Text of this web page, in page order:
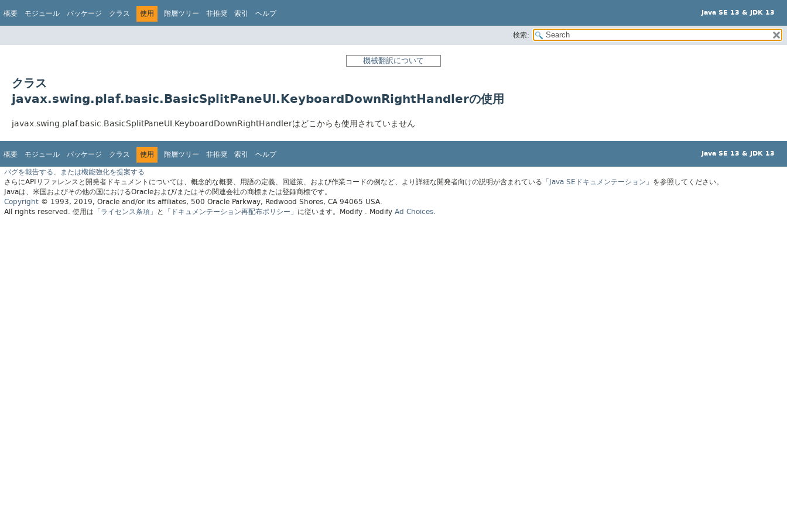
概要 モジュール パッケージ クラス 使用 階層ツリー 非推奨 索引 ヘルプ Java SE 13 & JDK 13
検索:
機械翻訳について
クラス
javax.swing.plaf.basic.BasicSplitPaneUI.KeyboardDownRightHandlerの使用
javax.swing.plaf.basic.BasicSplitPaneUI.KeyboardDownRightHandlerはどこからも使用されていません
概要 モジュール パッケージ クラス 使用 階層ツリー 非推奨 索引 ヘルプ Java SE 13 & JDK 13
バグを報告する、または機能強化を提案する
さらにAPIリファレンスと開発者ドキュメントについては、概念的な概要、用語の定義、回避策、および作業コードの例など、より詳細な開発者向けの説明が含まれている 「Java SEドキュメンテーション」 を参照してください。
Javaは、米国およびその他の国におけるOracleおよび/またはその関連会社の商標または登録商標です。
Copyright © 1993, 2019, Oracle and/or its affiliates, 500 Oracle Parkway, Redwood Shores, CA 94065 USA.
All rights reserved. 使用は 「ライセンス条項」 と 「ドキュメンテーション再配布ポリシー」 に従います。 Modify . Modify Ad Choices